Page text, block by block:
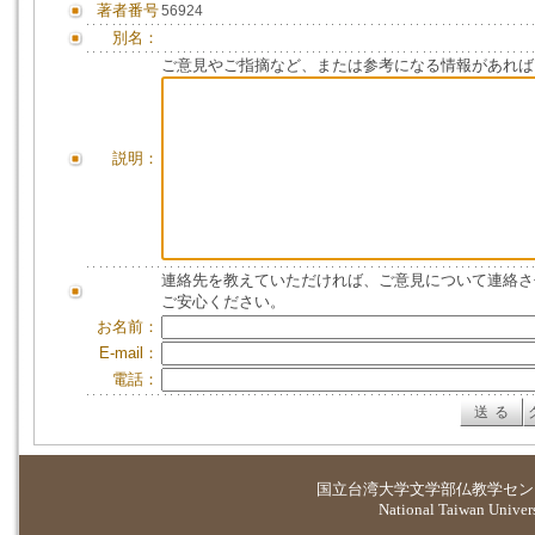
著者番号56924
別名：
説明：
ご意見やご指摘など、または参考になる情報があれ
連絡先を教えていただければ、ご意見について連絡
ご安心ください。
お名前：
E-mail：
電話：
国立台湾大学文学部仏教学セ
National Taiwan